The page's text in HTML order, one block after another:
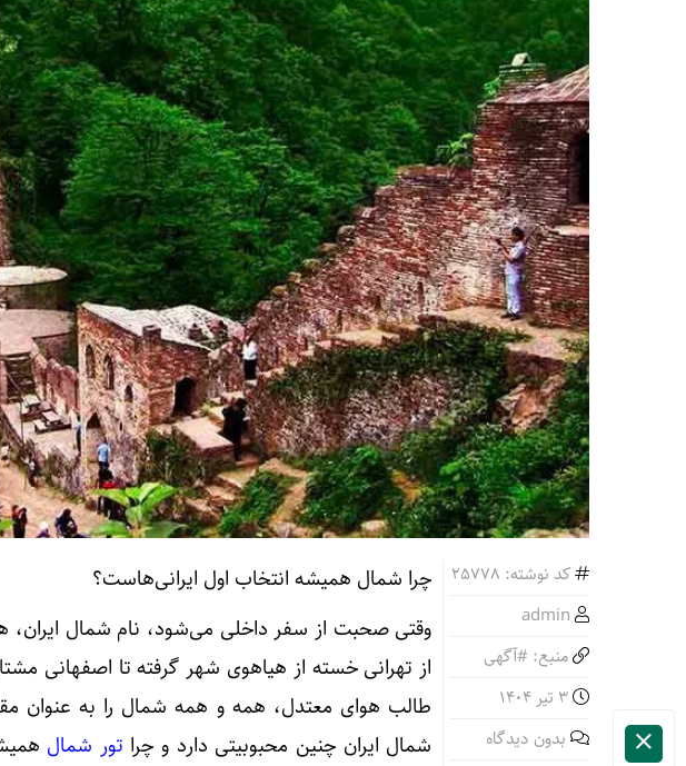
کد نوشته: 25778
admin
منبع: #آگهی
بدون دیدگاه
چرا شمال همیشه انتخاب اول ایرانی‌هاست؟
وقتی صحبت از سفر داخلی می‌شود، نام شمال
از تهرانی خسته از هیاهوی شهر گرفته تا اصفهانی
طالب هوای معتدل، همه و همه شمال را به عنوان
شمال ایران چنین محبوبیتی دارد و چرا تور شمال